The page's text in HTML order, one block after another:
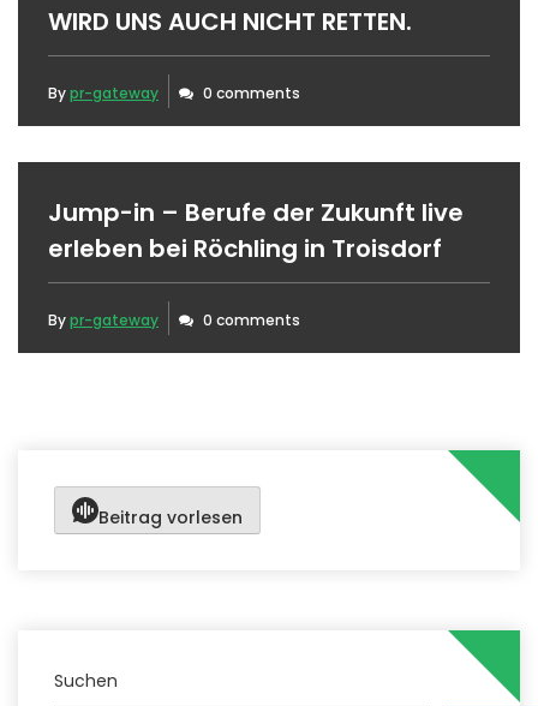
WIRD UNS AUCH NICHT RETTEN.
Bypr-gateway 0 comments
Jump-in – Berufe der Zukunft live
erleben bei Röchling in Troisdorf
Bypr-gateway 0 comments
Beitrag vorlesen
Suchen